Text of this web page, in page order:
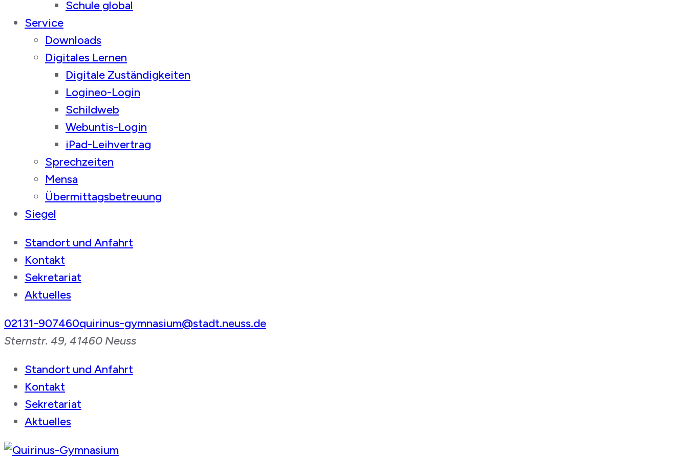
Schule global
Service
Downloads
Digitales Lernen
Digitale Zuständigkeiten
Logineo-Login
Schildweb
Webuntis-Login
iPad-Leihvertrag
Sprechzeiten
Mensa
Übermittagsbetreuung
Siegel
Standort und Anfahrt
Kontakt
Sekretariat
Aktuelles
02131-907460quirinus-gymnasium@stadt.neuss.de
Sternstr. 49, 41460 Neuss
Standort und Anfahrt
Kontakt
Sekretariat
Aktuelles